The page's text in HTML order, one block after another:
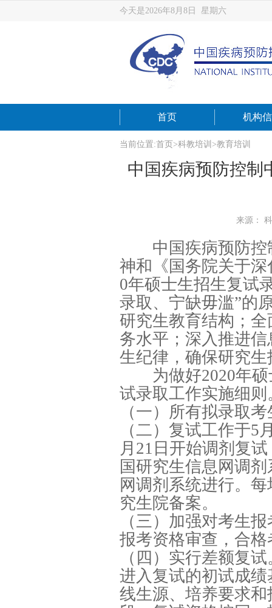
今天是2026年8月8日 星期六
首页 机构
当前位置:首页 >科教培训 >教育培训
中国疾病预防控制
来源：
中国疾病预防控
神和《国务院关于
0年硕士生招生复试
录取、宁缺毋滥”的
研究生教育结构；
务水平；深入推进
生纪律，确保研究
为做好2020年硕
试录取工作实施细则
（一）所有拟录取
（二）复试工作于5
月21日开始调剂复
国研究生信息网调
网调剂系统进行。
究生院备案。
（三）加强对考生
报考资格审查，合
（四）实行差额复
进入复试的初试成
线生源、培养要求